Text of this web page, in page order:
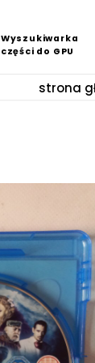
Wyszukiwarka
części do GPU
strona